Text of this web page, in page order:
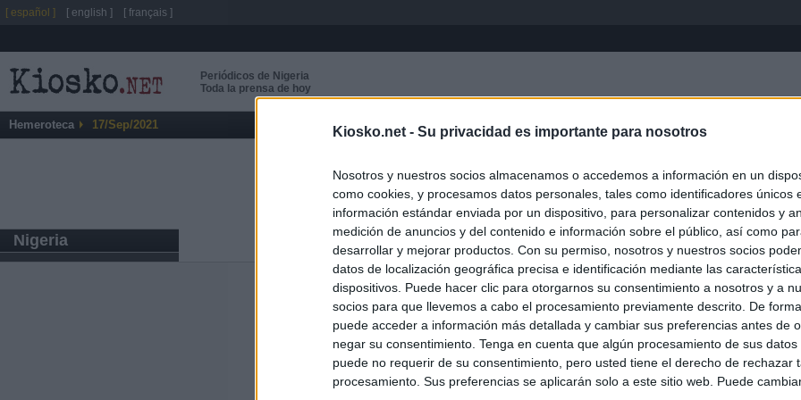
Kiosko.net - Su privacidad es importante para nosotros
Nosotros y nuestros socios almacenamos o accedemos a información en un
como cookies, y procesamos datos personales, tales como identificadores únicos
información estándar enviada por un dispositivo, para personalizar contenidos y
medición de anuncios y del contenido e información sobre el público, así como
desarrollar y mejorar productos. Con su permiso, nosotros y nuestros socios
datos de localización geográfica precisa e identificación mediante las
dispositivos. Puede hacer clic para otorgarnos su consentimiento a nosotros y a
socios para que llevemos a cabo el procesamiento previamente descrito. De
puede acceder a información más detallada y cambiar sus preferencias antes de
negar su consentimiento. Tenga en cuenta que algún procesamiento de sus
puede no requerir de su consentimiento, pero usted tiene el derecho de rechazar
procesamiento. Sus preferencias se aplicarán solo a este sitio web. Puede
Periódicos de Nigeria
Toda la prensa de hoy
Hemeroteca 17/Sep/2021 Inicio
Nigeria
Últimas noticias
Italia rechaza el ultimátum del Gobierno y mantiene los controles a viajeros de
España hasta el 15 de agosto: "No aceptamos imposiciones"
El Gobierno da un ultimátum a Italia: o levanta los controles a viajeros de
del
[ español ] [ english ] [ français ]